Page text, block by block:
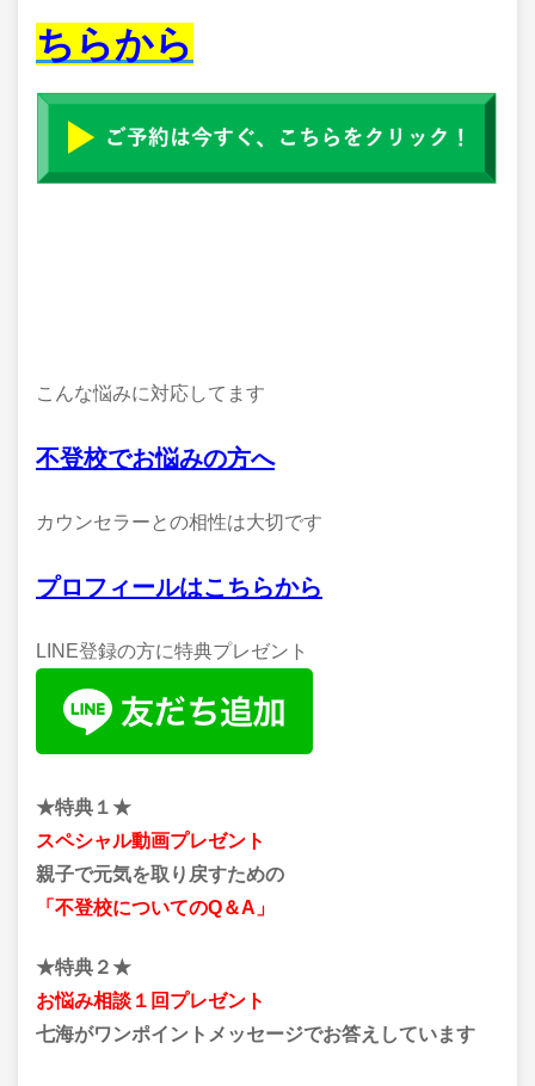
ちらから
こんな悩みに対応してます
不登校でお悩みの方へ
カウンセラーとの相性は大切です
プロフィールはこちらから
LINE登録の方に特典プレゼント
★特典１★
スペシャル動画プレゼント
親子で元気を取り戻すための
「不登校についてのQ＆A」
★特典２★
お悩み相談１回プレゼント
七海がワンポイントメッセージでお答えしています